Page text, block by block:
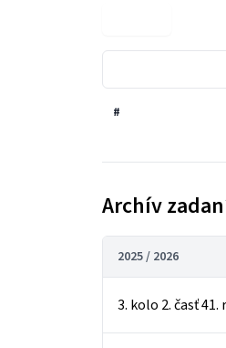
#
Archív
2025 / 2026
3. kolo 2. časť 41.